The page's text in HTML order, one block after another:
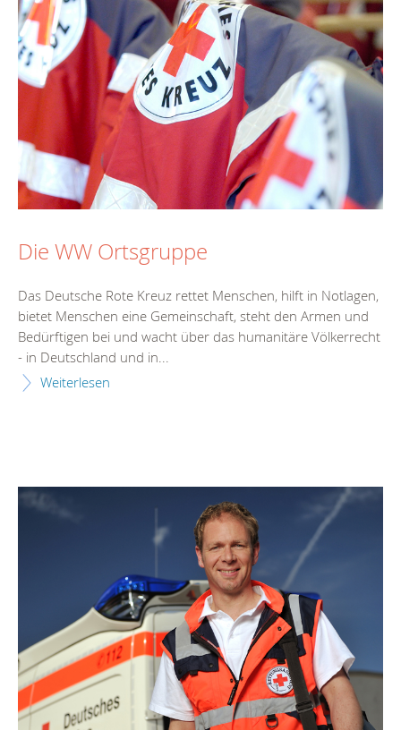
Die WW Ortsgruppe
Das Deutsche Rote Kreuz rettet Menschen, hilft in Notlagen,
bietet Menschen eine Gemeinschaft, steht den Armen und
Bedürftigen bei und wacht über das humanitäre Völkerrecht
- in Deutschland und in...
Weiterlesen